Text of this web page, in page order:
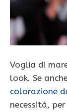
Voglia di
look. Se
colorazione
necessità,